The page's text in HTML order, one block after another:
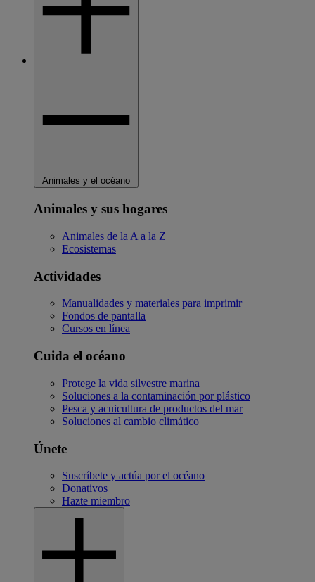
Animales y el océano
Animales y sus hogares
Animales de la A a la Z
Ecosistemas
Actividades
Manualidades y materiales para imprimir
Fondos de pantalla
Cursos en línea
Cuida el océano
Protege la vida silvestre marina
Soluciones a la contaminación por plástico
Pesca y acuicultura de productos del mar
Soluciones al cambio climático
Únete
Suscríbete y actúa por el océano
Donativos
Hazte miembro